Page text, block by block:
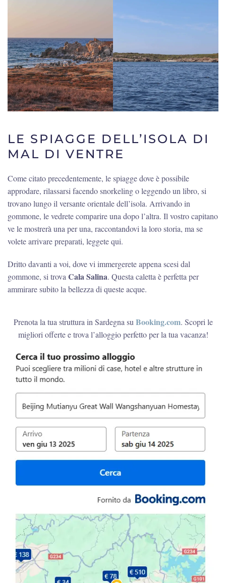
LE SPIAGGE DELL’ISOLA DI
MAL DI VENTRE
Come citato precedentemente, le spiagge dove è possibile
approdare, rilassarsi facendo snorkeling o leggendo un libro, si
trovano lungo il versante orientale dell’isola. Arrivando in
gommone, le vedrete comparire una dopo l’altra. Il vostro capitano
ve le mostrerà una per una, raccontandovi la loro storia, ma se
volete arrivare preparati, leggete qui.
Dritto davanti a voi, dove vi immergerete appena scesi dal
gommone, si trovaCala Salina. Questa caletta è perfetta per
ammirare subito la bellezza di queste acque.
Prenota la tua struttura in Sardegna suBooking.com. Scopri le
migliori offerte e trova l’alloggio perfetto per la tua vacanza!